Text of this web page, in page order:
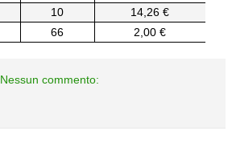
10
14,26 €
66 2,00 €
Nessun commento: